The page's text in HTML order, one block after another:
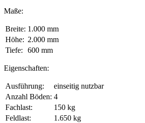
Maße:
Breite: 1.000 mm
Höhe: 2.000 mm
Tiefe:
600 mm
Eigenschaften:
Ausführung:
einseitig nutzbar
Anzahl Böden: 4
Fachlast:
150 kg
Feldlast:
1.650 kg